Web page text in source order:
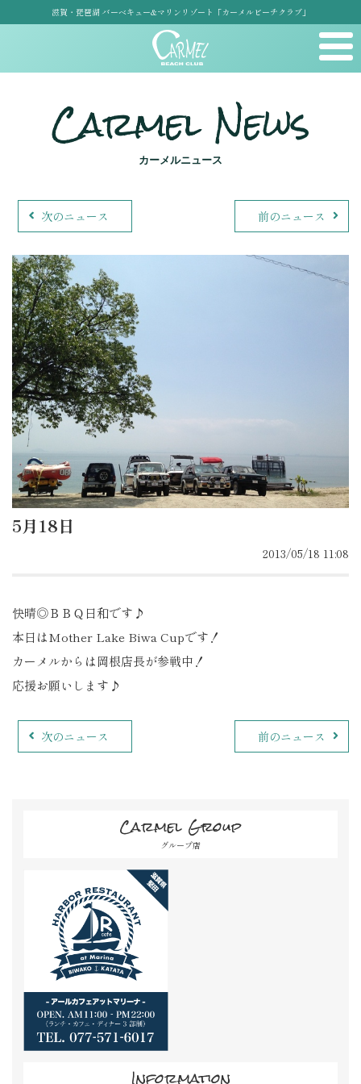
滋賀・琵琶湖 バーベキュー&マリンリゾート「カーメルビーチクラブ」
Carmel News
カーメルニュース
次のニュース 前のニュース
5月18日
2013/05/18 11:08
快晴◎ＢＢＱ日和です♪
本日はMother Lake Biwa Cupです！
カーメルからは岡根店長が参戦中！
応援お願いします♪
次のニュース 前のニュース
Carmel Group
グループ店
Information